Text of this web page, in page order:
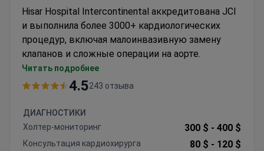
Hisar Hospital Intercontinental аккредитована JCI
и выполнила более 3000+ кардиологических
процедур, включая малоинвазивную замену
клапанов и сложные операции на аорте.
Хирурги, прошедшие обучение в Гарвардской
медицинской школе и больнице St Thomas
и восстановлении митрального клапана
Специализированная кардиологическая
команда с опытом работы по методу Майами
Читать подробнее
4.5243 отзыва
ДИАГНОСТИКИ
Холтер-мониторинг
300 $ - 400 $
Консультация кардиохирурга 80 $ - 120 $